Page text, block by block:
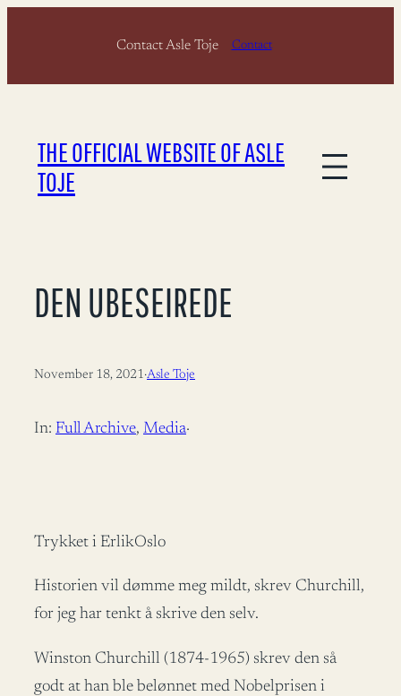
Contact Asle Toje Contact
THE OFFICIAL WEBSITE OF ASLE
TOJE
DEN UBESEIREDE
November 18, 2021·Asle Toje
In: Full Archive, Media·
Trykket i ErlikOslo
Historien vil dømme meg mildt, skrev Churchill,
for jeg har tenkt å skrive den selv.
Winston Churchill (1874-1965) skrev den så
godt at han ble belønnet med Nobelprisen i